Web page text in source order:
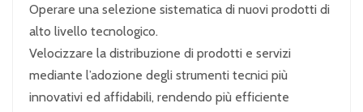
Operare una selezione sistematica di nuovi prodotti di
alto livello tecnologico.
Velocizzare la distribuzione di prodotti e servizi
mediante l’adozione degli strumenti tecnici più
innovativi ed affidabili, rendendo più efficiente